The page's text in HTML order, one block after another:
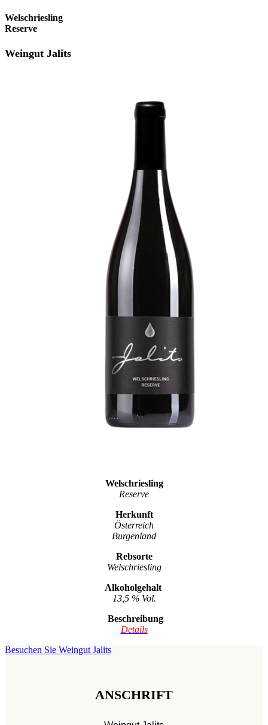
Welschriesling
Reserve
Weingut Jalits
Welschriesling
Reserve
Herkunft
Österreich
Burgenland
Rebsorte
Welschriesling
Alkoholgehalt
13,5 % Vol.
Beschreibung
Details
Besuchen Sie Weingut Jalits
ANSCHRIFT